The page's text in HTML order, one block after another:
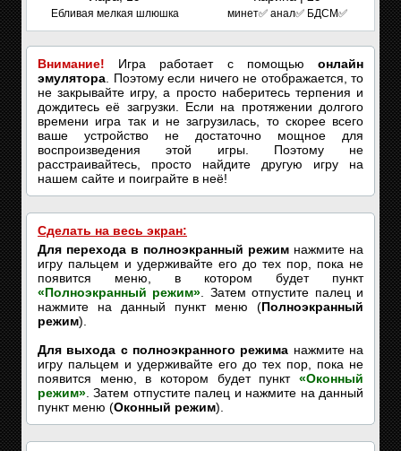
Ебливая мелкая шлюшка минет✅ анал✅ БДСМ✅
Внимание! Игра работает с помощью онлайн
эмулятора . Поэтому если ничего не отображается, то
не закрывайте игру, а просто наберитесь терпения и
дождитесь её загрузки. Если на протяжении долгого
времени игра так и не загрузилась, то скорее всего
ваше устройство не достаточно мощное для
воспроизведения этой игры. Поэтому не
расстраивайтесь, просто найдите другую игру на
нашем сайте и поиграйте в неё!
Сделать на весь экран:
Для перехода в полноэкранный режим нажмите на
игру пальцем и удерживайте его до тех пор, пока не
появится меню, в котором будет пункт
«Полноэкранный режим» . Затем отпустите палец и
нажмите на данный пункт меню (Полноэкранный
режим).
Для выхода с полноэкранного режима нажмите на
игру пальцем и удерживайте его до тех пор, пока не
появится меню, в котором будет пункт «Оконный
режим» . Затем отпустите палец и нажмите на данный
пункт меню (Оконный режим).